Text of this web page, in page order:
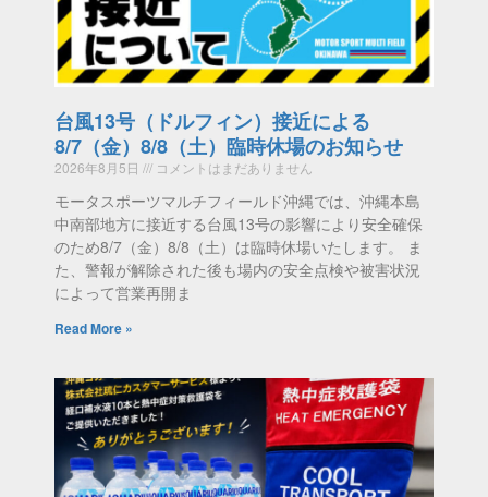
台風13号（ドルフィン）接近による
8/7（金）8/8（土）臨時休場のお知らせ
2026年8月5日 コメントはまだありません
モータスポーツマルチフィールド沖縄では、沖縄本島
中南部地方に接近する台風13号の影響により安全確保
のため8/7（金）8/8（土）は臨時休場いたします。 ま
た、警報が解除された後も場内の安全点検や被害状況
によって営業再開ま
Read More »